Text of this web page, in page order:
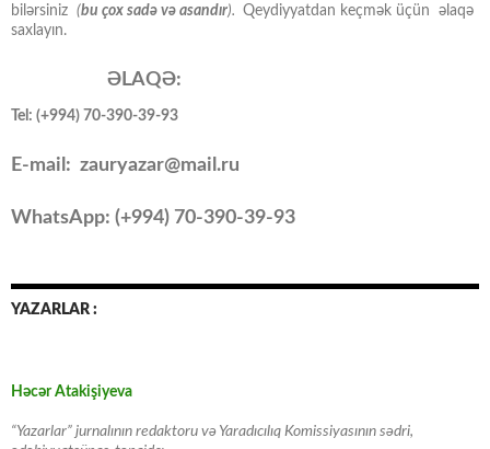
bilərsiniz (bu çox sadə və asandır). Qeydiyyatdan keçmək üçün əlaqə
saxlayın.
ƏLAQƏ:
Tel: (+994) 70-390-39-93
E-mail: zauryazar@mail.ru
WhatsApp: (+994) 70-390-39-93
YAZARLAR :
Həcər Atakişiyeva
“Yazarlar” jurnalının redaktoru və Yaradıcılıq Komissiyasının sədri,